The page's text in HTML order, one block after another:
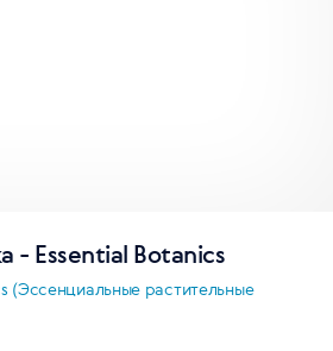
- Essential Botanics
(Эссенциальные растительные